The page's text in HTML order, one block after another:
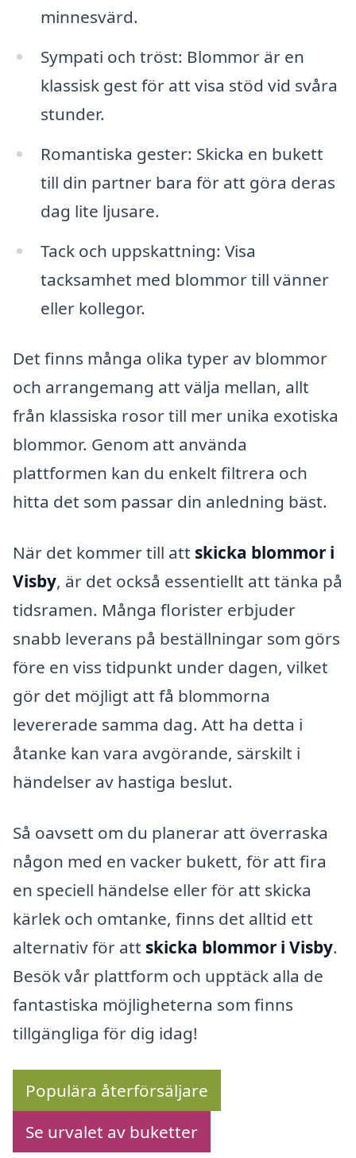
minnesvärd.
Sympati och tröst: Blommor är en
klassisk gest för att visa stöd vid svåra
stunder.
Romantiska gester: Skicka en bukett
till din partner bara för att göra deras
dag lite ljusare.
Tack och uppskattning: Visa
tacksamhet med blommor till vänner
eller kollegor.
Det finns många olika typer av blommor
och arrangemang att välja mellan, allt
från klassiska rosor till mer unika exotiska
blommor. Genom att använda
plattformen kan du enkelt filtrera och
hitta det som passar din anledning bäst.
När det kommer till att skicka blommor i
Visby, är det också essentiellt att tänka på
tidsramen. Många florister erbjuder
snabb leverans på beställningar som görs
före en viss tidpunkt under dagen, vilket
gör det möjligt att få blommorna
levererade samma dag. Att ha detta i
åtanke kan vara avgörande, särskilt i
händelser av hastiga beslut.
Så oavsett om du planerar att överraska
någon med en vacker bukett, för att fira
en speciell händelse eller för att skicka
kärlek och omtanke, finns det alltid ett
alternativ för att skicka blommor i Visby.
Besök vår plattform och upptäck alla de
fantastiska möjligheterna som finns
tillgängliga för dig idag!
Populära återförsäljare
Se urvalet av buketter